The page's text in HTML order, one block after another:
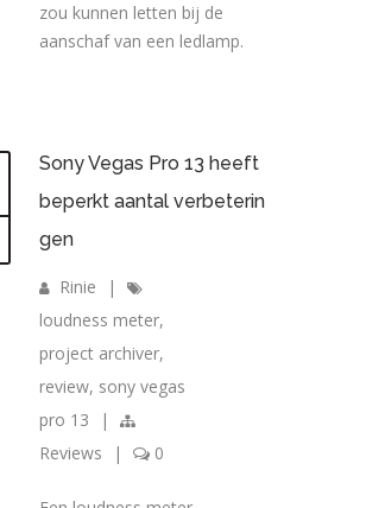
zou kunnen letten bij de
aanschaf van een ledlamp.
Sony Vegas Pro 13 heeft
beperkt aantal verbeterin
gen
Rinie
|
loudness meter,
project archiver,
review, sony vegas
pro 13
|
Reviews
| 0